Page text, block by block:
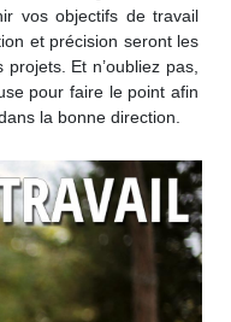
vos objectifs de travail
et précision seront les
Et n’oubliez pas,
pour faire le point afin
la bonne direction.